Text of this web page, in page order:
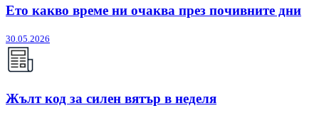
Ето какво време ни очаква през почивните дни
30.05.2026
Жълт код за силен вятър в неделя